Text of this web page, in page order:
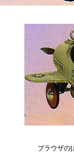
ブラウザの